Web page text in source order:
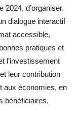
d’organiser,
dialogue interactif
accessible,
pratiques et
l’investissement
leur contribution
aux économies, en
bénéficiaires.